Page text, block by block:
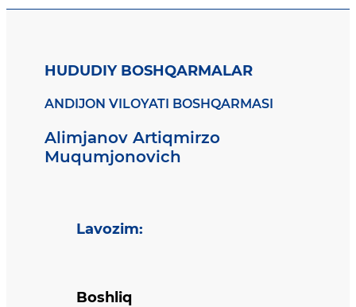
HUDUDIY BOSHQARMALAR
ANDIJON VILOYATI BOSHQARMASI
Alimjanov Artiqmirzo
Muqumjonovich
Lavozim:
Boshliq